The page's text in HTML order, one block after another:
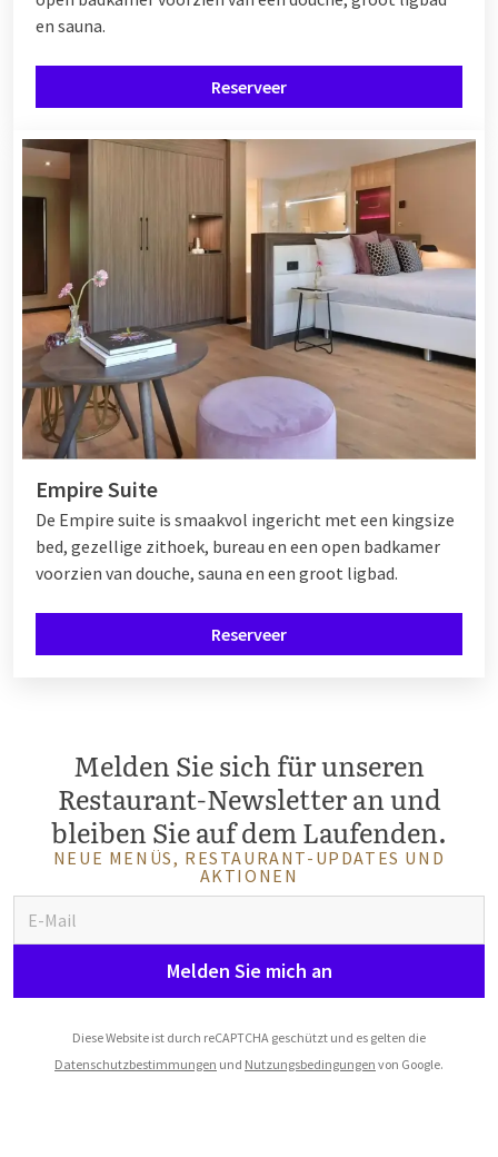
en sauna.
Reserveer
Empire Suite
De Empire suite is smaakvol ingericht met een kingsize
bed, gezellige zithoek, bureau en een open badkamer
voorzien van douche, sauna en een groot ligbad.
Reserveer
Melden Sie sich für unseren
Restaurant-Newsletter an und
bleiben Sie auf dem Laufenden.
NEUE MENÜS, RESTAURANT-UPDATES UND
AKTIONEN
Melden Sie mich an
Diese Website ist durch reCAPTCHA geschützt und es gelten die
Datenschutzbestimmungen und Nutzungsbedingungen von Google.